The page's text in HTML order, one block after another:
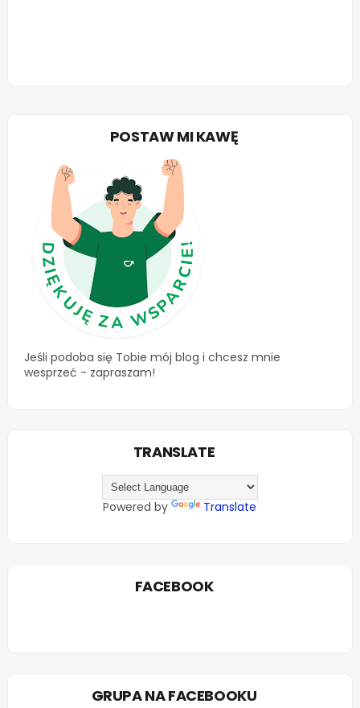
POSTAW MI KAWĘ
Jeśli podoba się Tobie mój blog i chcesz mnie
wesprzeć - zapraszam!
TRANSLATE
Powered by Translate
FACEBOOK
GRUPA NA FACEBOOKU